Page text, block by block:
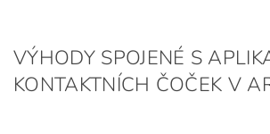
VÝHODY SPOJENÉ S
KONTAKTNÍCH ČOČEK V